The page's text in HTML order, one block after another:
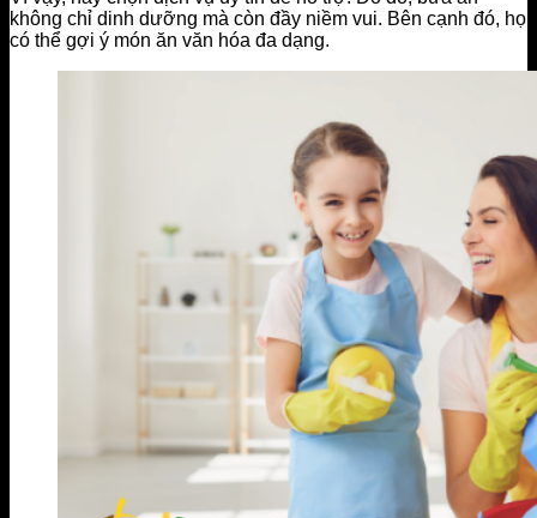
không chỉ dinh dưỡng mà còn đầy niềm vui. Bên cạnh đó, họ
có thể gợi ý món ăn văn hóa đa dạng.